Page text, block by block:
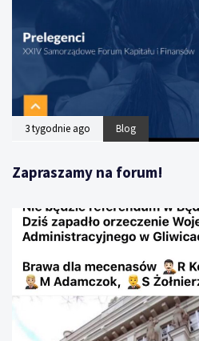
3 tygodnie ago Blog
Zapraszamy na forum!